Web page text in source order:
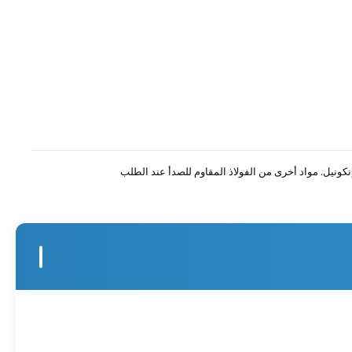
مواد أخرى من الفولاذ المقاوم للصدأ عند الطلب